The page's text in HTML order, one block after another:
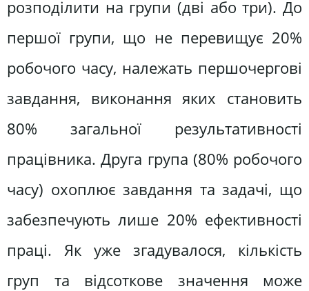
розподілити на групи (дві або три). До
першої групи, що не перевищує 20%
робочого часу, належать першочергові
завдання, виконання яких становить
80% загальної результативності
працівника. Друга група (80% робочого
часу) охоплює завдання та задачі, що
забезпечують лише 20% ефективності
праці. Як уже згадувалося, кількість
груп та відсоткове значення може